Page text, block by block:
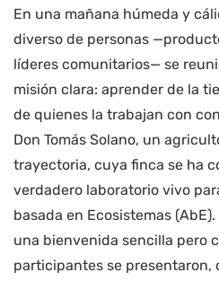
En una mañana húmeda y
diverso de personas
líderes comunitarios— se
misión clara: aprender de la
de quienes la trabajan con
Don Tomás Solano, un
trayectoria, cuya finca se ha
verdadero laboratorio vivo
basada en Ecosistemas
una bienvenida sencilla pero
participantes se presentaron,